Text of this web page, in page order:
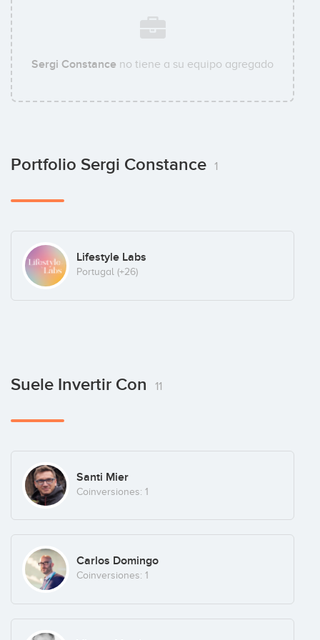
Sergi Constance no tiene a su equipo agregado
Portfolio Sergi Constance 1
Lifestyle Labs
Portugal (+26)
Suele Invertir Con 11
Santi Mier
Coinversiones: 1
Carlos Domingo
Coinversiones: 1